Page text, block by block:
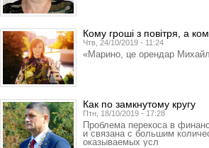
Кому гроші з повітря, а
Чтв, 24/10/2019 - 11:24
«Марино, це орендар
Как по замкнутому кругу
Птн, 18/10/2019 - 17:28
Проблема перекоса в
и связана с большим
оказываемых усл